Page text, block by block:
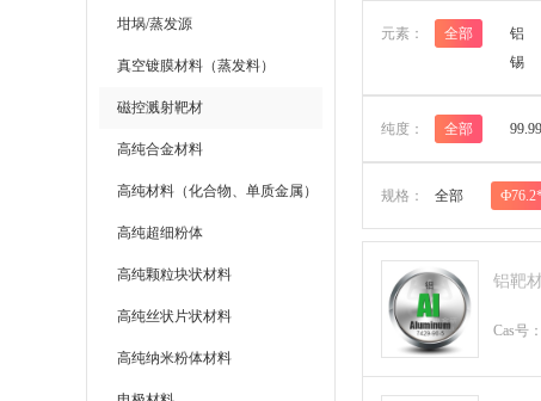
坩埚/蒸发源
真空镀膜材料（蒸发料）
磁控溅射靶材
高纯合金材料
高纯材料（化合物、单质金属）
高纯超细粉体
高纯颗粒块状材料
高纯丝状片状材料
高纯纳米粉体材料
元素： 全部 铝
锡
纯度： 全部
规格： 全部
铝靶
Cas号：